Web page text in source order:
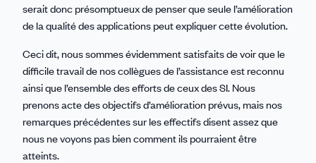
serait donc présomptueux de penser que seule l’amélioration
de la qualité des applications peut expliquer cette évolution.
Ceci dit, nous sommes évidemment satisfaits de voir que le
difficile travail de nos collègues de l’assistance est reconnu
ainsi que l’ensemble des efforts de ceux des SI. Nous
prenons acte des objectifs d’amélioration prévus, mais nos
remarques précédentes sur les effectifs disent assez que
nous ne voyons pas bien comment ils pourraient être
atteints.